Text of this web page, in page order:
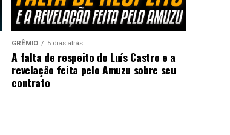
GRÊMIO 5 dias atrás
A falta de respeito do Luís Castro e a
revelação feita pelo Amuzu sobre seu
contrato